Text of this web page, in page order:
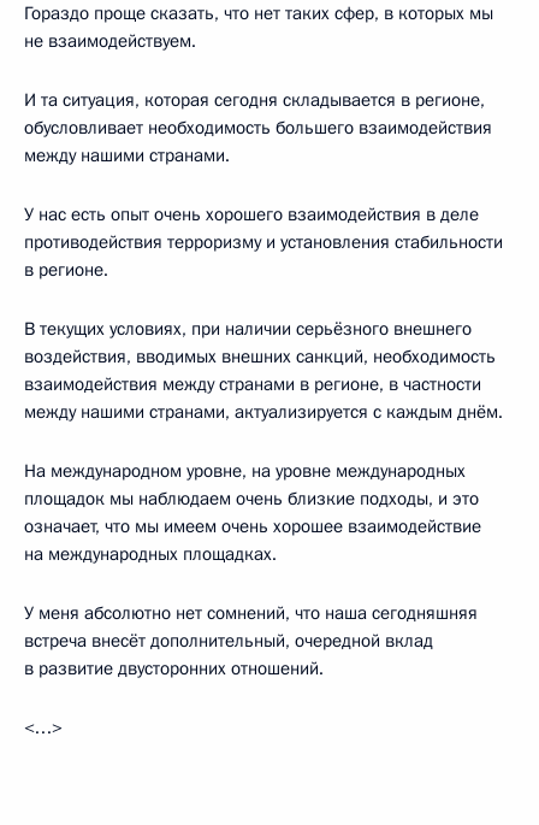
Гораздо проще сказать, что нет таких сфер, в которых мы
не взаимодействуем.
И та ситуация, которая сегодня складывается в регионе,
обусловливает необходимость большего взаимодействия
между нашими странами.
У нас есть опыт очень хорошего взаимодействия в деле
противодействия терроризму и установления стабильности
в регионе.
В текущих условиях, при наличии серьёзного внешнего
воздействия, вводимых внешних санкций, необходимость
взаимодействия между странами в регионе, в частности
между нашими странами, актуализируется с каждым днём.
На международном уровне, на уровне международных
площадок мы наблюдаем очень близкие подходы, и это
означает, что мы имеем очень хорошее взаимодействие
на международных площадках.
У меня абсолютно нет сомнений, что наша сегодняшняя
встреча внесёт дополнительный, очередной вклад
в развитие двусторонних отношений.
<…>